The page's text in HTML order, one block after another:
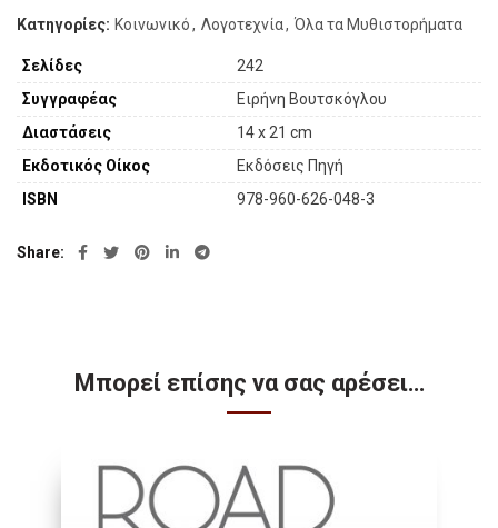
Κατηγορίες: Κοινωνικό, Λογοτεχνία, Όλα τα Μυθιστορήματα
Σελίδες
242
Συγγραφέας
Ειρήνη Βουτσκόγλου
Διαστάσεις
14 x 21 cm
Εκδοτικός Οίκος
Εκδόσεις Πηγή
ISBN
978-960-626-048-3
Share
Μπορεί επίσης να σας αρέσει…